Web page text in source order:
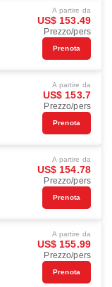
A partire da
US$ 153.49
Prezzo/pers
Prenota
A partire da
US$ 153.7
Prezzo/pers
Prenota
A partire da
US$ 154.78
Prezzo/pers
Prenota
A partire da
US$ 155.99
Prezzo/pers
Prenota